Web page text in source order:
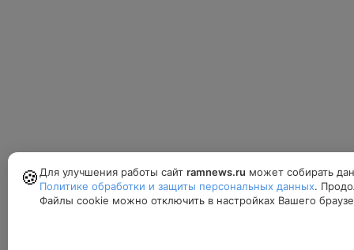
🍪 Для улучшения работы сайт ramnews.ru может собирать
Политике обработки и защиты персональных данных.
Файлы cookie можно отключить в настройках Вашего